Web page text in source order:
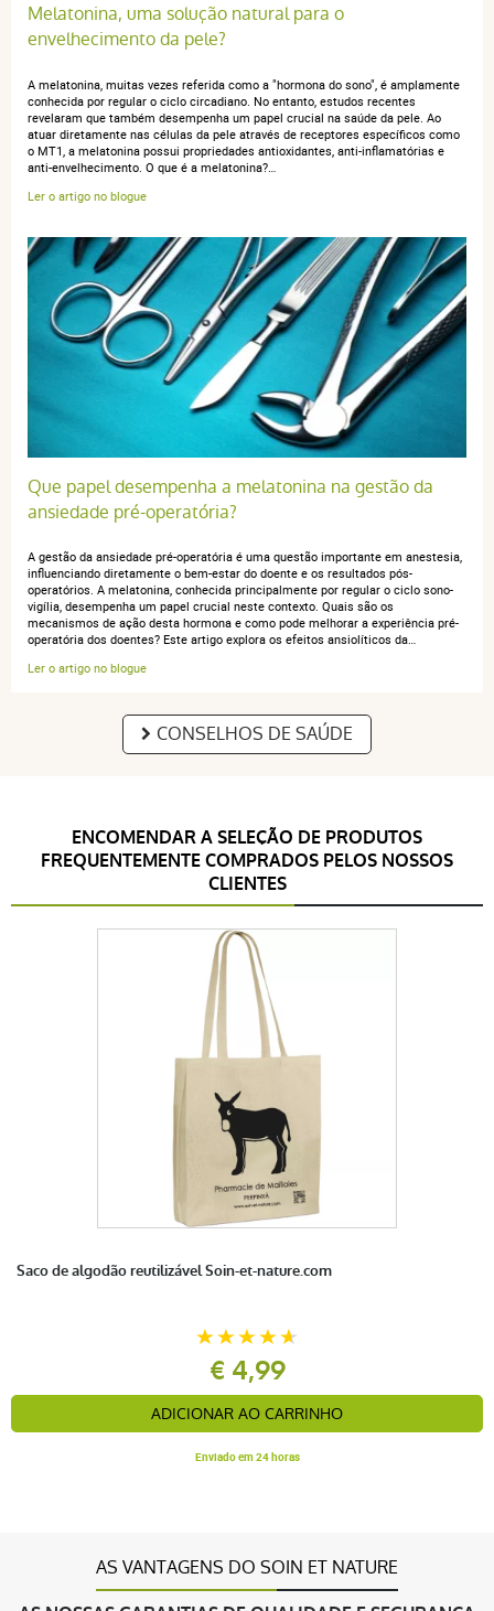
Melatonina, uma solução natural para o
envelhecimento da pele?
A melatonina, muitas vezes referida como a "hormona do sono", é amplamente
conhecida por regular o ciclo circadiano. No entanto, estudos recentes
revelaram que também desempenha um papel crucial na saúde da pele. Ao
atuar diretamente nas células da pele através de receptores específicos como
o MT1, a melatonina possui propriedades antioxidantes, anti-inflamatórias e
anti-envelhecimento. O que é a melatonina?…
Ler o artigo no blogue
Que papel desempenha a melatonina na gestão da
ansiedade pré-operatória?
A gestão da ansiedade pré-operatória é uma questão importante em anestesia,
influenciando diretamente o bem-estar do doente e os resultados pós-
operatórios. A melatonina, conhecida principalmente por regular o ciclo sono-
vigília, desempenha um papel crucial neste contexto. Quais são os
mecanismos de ação desta hormona e como pode melhorar a experiência pré-
operatória dos doentes? Este artigo explora os efeitos ansiolíticos da…
Ler o artigo no blogue
CONSELHOS DE SAÚDE
ENCOMENDAR A SELEÇÃO DE PRODUTOS
FREQUENTEMENTE COMPRADOS PELOS NOSSOS
CLIENTES
Saco de algodão reutilizável Soin-et-nature.com
€ 4,99
ADICIONAR AO CARRINHO
Enviado em 24 horas
AS VANTAGENS DO SOIN ET NATURE